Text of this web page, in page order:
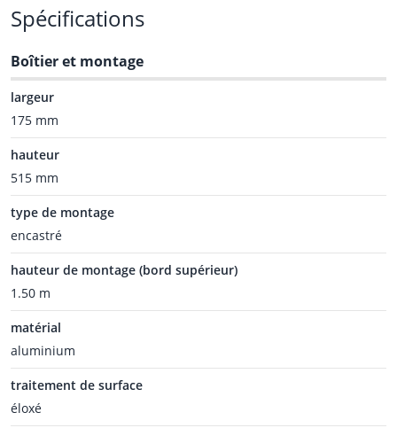
Spécifications
Boîtier et montage
largeur
175 mm
hauteur
515 mm
type de montage
encastré
hauteur de montage (bord supérieur)
1.50 m
matérial
aluminium
traitement de surface
éloxé